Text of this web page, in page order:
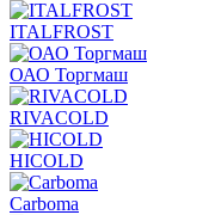
ITALFROST
ОАО Торгмаш
RIVACOLD
HICOLD
Carboma